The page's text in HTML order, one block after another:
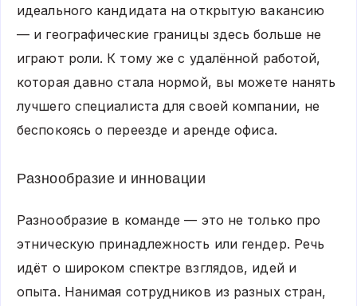
идеального кандидата на открытую вакансию
— и географические границы здесь больше не
играют роли. К тому же с удалённой работой,
которая давно стала нормой, вы можете нанять
лучшего специалиста для своей компании, не
беспокоясь о переезде и аренде офиса.
Разнообразие и инновации
Разнообразие в команде — это не только про
этническую принадлежность или гендер. Речь
идёт о широком спектре взглядов, идей и
опыта. Нанимая сотрудников из разных стран,